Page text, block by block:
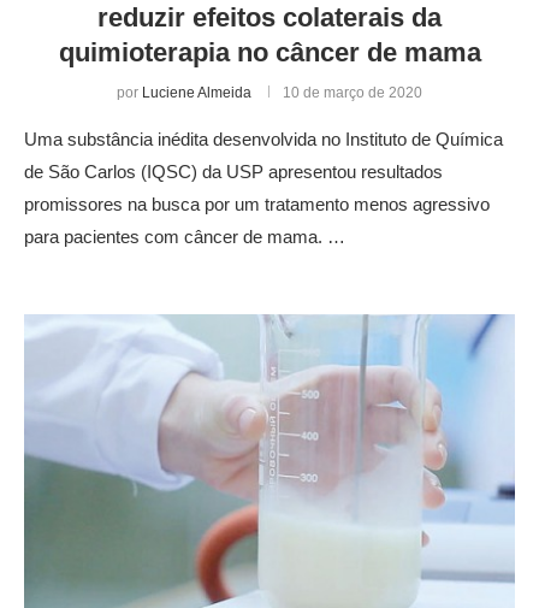
reduzir efeitos colaterais da
quimioterapia no câncer de mama
por Luciene Almeida 10 de março de 2020
Uma substância inédita desenvolvida no Instituto de Química
de São Carlos (IQSC) da USP apresentou resultados
promissores na busca por um tratamento menos agressivo
para pacientes com câncer de mama. …